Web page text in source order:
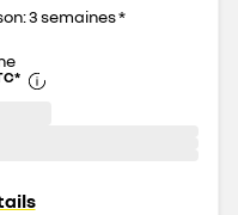
3 semaines *
*